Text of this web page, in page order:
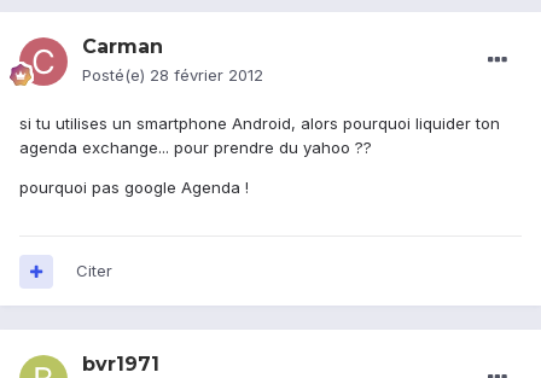
Carman
Posté(e) 28 février 2012
si tu utilises un smartphone Android, alors pourquoi liquider ton
agenda exchange... pour prendre du yahoo ??
pourquoi pas google Agenda !
Citer
bvr1971